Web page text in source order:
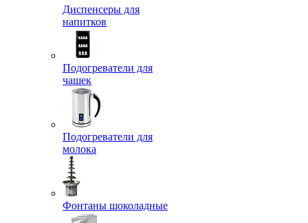
Диспенсеры для
напитков
Подогреватели для
чашек
Подогреватели для
молока
Фонтаны шоколадные